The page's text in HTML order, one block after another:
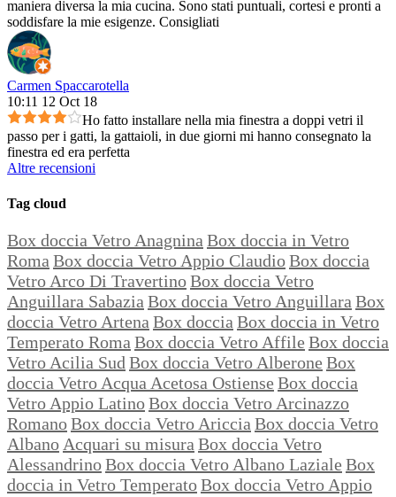
maniera diversa la mia cucina. Sono stati puntuali, cortesi e pronti a
soddisfare la mie esigenze. Consigliati
Carmen Spaccarotella
10:11 12 Oct 18
Ho fatto installare nella mia finestra a doppi vetri il
passo per i gatti, la gattaioli, in due giorni mi hanno consegnato la
finestra ed era perfetta
Altre recensioni
Tag cloud
Box doccia Vetro Anagnina Box doccia in Vetro
Roma Box doccia Vetro Appio ClaudioBox doccia
Vetro Arco Di TravertinoBox doccia Vetro
Anguillara Sabazia Box doccia Vetro Anguillara Box
doccia Vetro Artena Box doccia Box doccia in Vetro
Temperato Roma Box doccia Vetro Affile Box doccia
Vetro Acilia Sud Box doccia Vetro Alberone Box
doccia Vetro Acqua Acetosa Ostiense Box doccia
Vetro Appio LatinoBox doccia Vetro Arcinazzo
RomanoBox doccia Vetro Ariccia Box doccia Vetro
Albano Acquari su misura Box doccia Vetro
AlessandrinoBox doccia Vetro Albano Laziale Box
doccia in Vetro TemperatoBox doccia Vetro Appio